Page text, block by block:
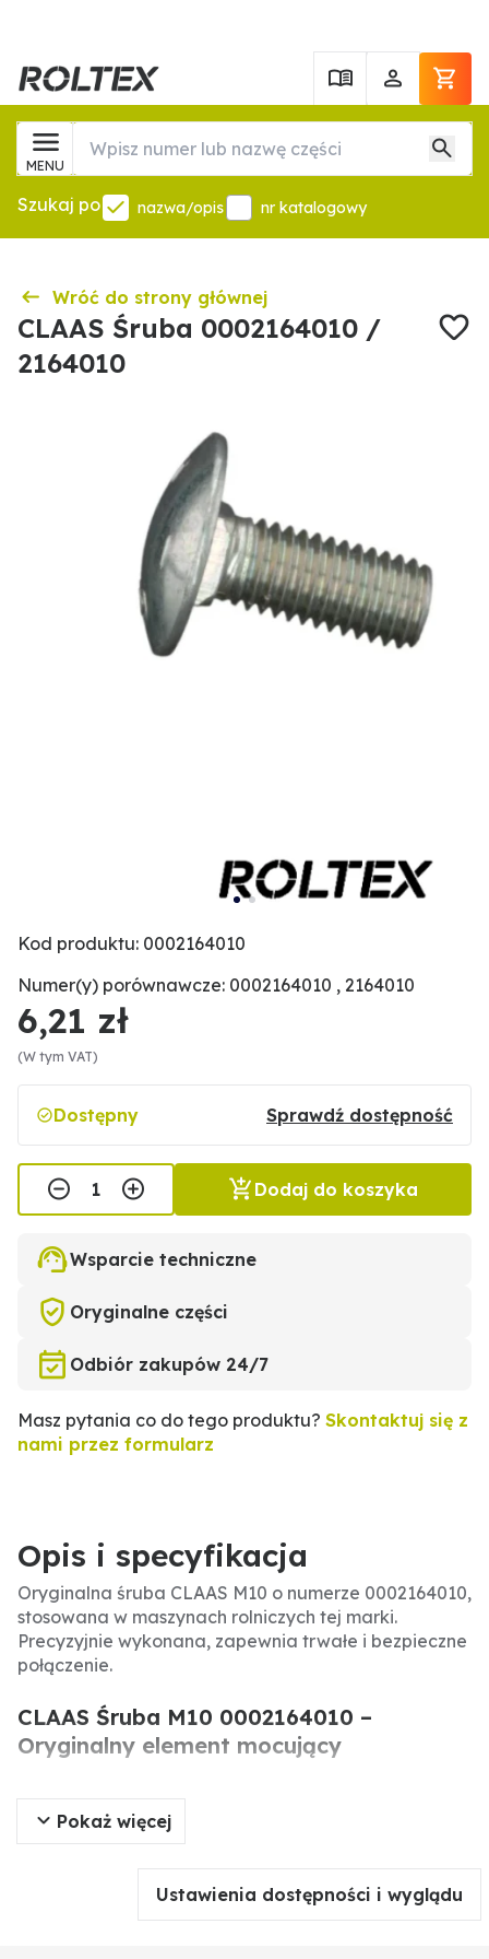
MENU
Szukaj po nazwa/opis nr katalogowy
Wróć do strony głównej
CLAAS Śruba 0002164010 /
2164010
Kod produktu: 0002164010
Numer(y) porównawcze: 0002164010 , 2164010
6,21 zł
(W tym VAT)
Dostępny Sprawdź dostępność
Dodaj do koszyka
Wsparcie techniczne
Oryginalne części
Odbiór zakupów 24/7
Masz pytania co do tego produktu? Skontaktuj się z
nami przez formularz
Opis i specyfikacja
Oryginalna śruba CLAAS M10 o numerze 0002164010,
stosowana w maszynach rolniczych tej marki.
Precyzyjnie wykonana, zapewnia trwałe i bezpieczne
połączenie.
CLAAS Śruba M10 0002164010 –
Oryginalny element mocujący
Oryginalna śruba CLAAS o numerze katalogowym
0002164010 (2164010) to precyzyjny element złączny
przeznaczony do maszyn rolniczych CLAAS. Gwint
M10 gwarantuje odpowiednią wytrzymałość i
dopasowanie w newralgicznych połączeniach.
Pokaż więcej
Ustawienia dostępności i wyglądu